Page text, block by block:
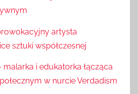
artysta
sztuki współczesnej
malarka i edukatorka łącząca
w nurcie Verdadism